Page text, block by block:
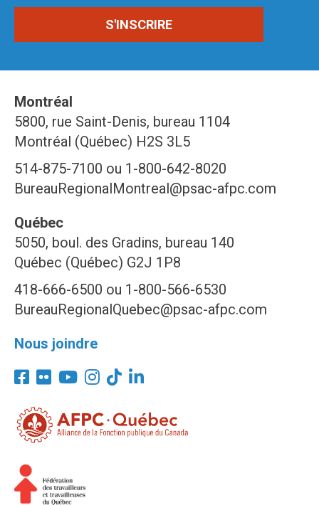
Montréal
5800, rue Saint-Denis, bureau 1104
Montréal (Québec) H2S 3L5
514-875-7100 ou 1-800-642-8020
BureauRegionalMontreal@psac-afpc.com
Québec
5050, boul. des Gradins, bureau 140
Québec (Québec) G2J 1P8
418-666-6500 ou 1-800-566-6530
BureauRegionalQuebec@psac-afpc.com
Nous joindre